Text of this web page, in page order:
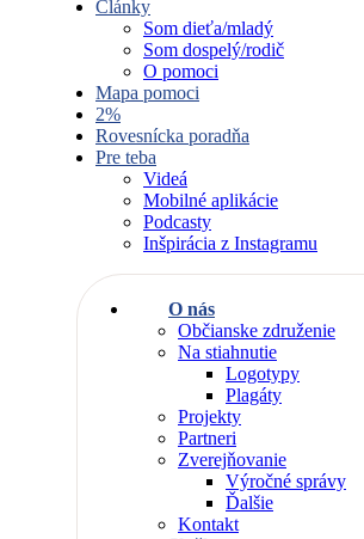
Články
Som dieťa/mladý
Som dospelý/rodič
O pomoci
Mapa pomoci
2%
Rovesnícka poradňa
Pre teba
Videá
Mobilné aplikácie
Podcasty
Inšpirácia z Instagramu
O nás
Občianske združenie
Na stiahnutie
Logotypy
Plagáty
Projekty
Partneri
Zverejňovanie
Výročné správy
Ďalšie
Kontakt